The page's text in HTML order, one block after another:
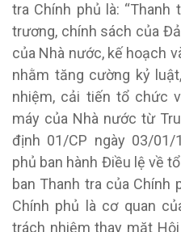
tra Chính phủ là:
trương, chính sách của
của Nhà nước, kế hoạch
nhằm tăng cường kỷ
nhiệm, cải tiến tổ chức
máy của Nhà nước từ
định 01/CP ngày 03/01/
phủ ban hành Điều lệ về
ban Thanh tra của Chính
Chính phủ là cơ quan
trách nhiệm thay mặt